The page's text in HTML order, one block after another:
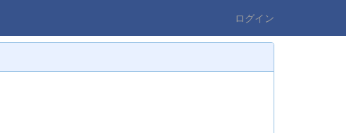
ログイン